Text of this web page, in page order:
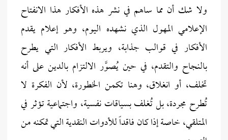
ولا شك أن مما ساهم في نشر هذه الأفكار هذا الانفتاح
الإعلامي المهول الذي نشهده اليوم، وهو إعلام يقدم
الأفكار في قوالب جذابة، ويربط الأفكار التي يطرح
بالنجاح والتقدم، في حين يُصوَّر الالتزام بالدين على أنه
تخلف، أو انغلاق، وهنا تكمن الخطورة، لأن الفكرة لا
تُطرح مجردة، بل تُغلف بسياقات نفسية، واجتماعية تؤثر في
المتلقي، خاصة إذا كان فاقداً للأدوات النقدية التي تمكنه من